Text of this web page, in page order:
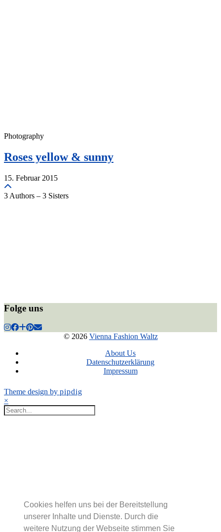
Cookies helfen uns bei der Bereitstellung
unserer Inhalte und Dienste. Durch die
weitere Nutzung der Webseite stimmen Sie
Photography
Roses yellow & sunny
15. Februar 2015
3 Authors – 3 Sisters
Folge uns
© 2026 Vienna Fashion Waltz
About Us
Datenschutzerklärung
Impressum
Theme design by pipdig
×